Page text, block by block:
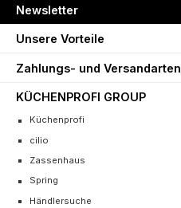
Newsletter
Unsere Vorteile
Zahlungs- und Versandarten
KÜCHENPROFI GROUP
Küchenprofi
cilio
Zassenhaus
Spring
Händlersuche